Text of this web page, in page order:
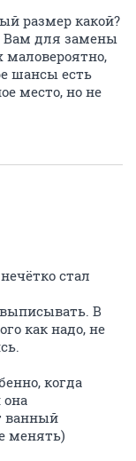
размер какой?
Вам для замены
маловероятно,
шансы есть
место, но не
стал
В
как надо, не
когда
ванный
менять)